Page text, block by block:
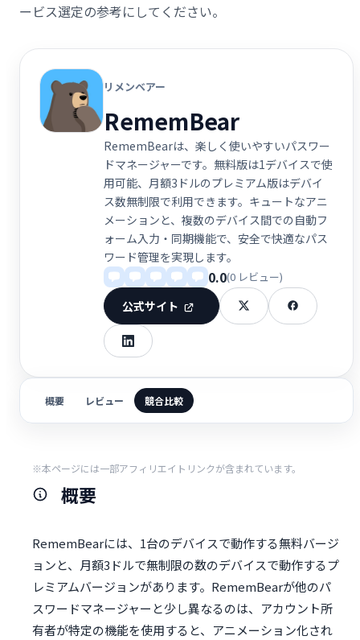
ービス選定の参考にしてください。
リメンベアー
RememBear
RememBearは、楽しく使いやすいパスワー
ドマネージャーです。無料版は1デバイスで使
用可能、月額3ドルのプレミアム版はデバイ
ス数無制限で利用できます。キュートなアニ
メーションと、複数のデバイス間での自動フ
ォーム入力・同期機能で、安全で快適なパス
ワード管理を実現します。
0.0(0 レビュー)
公式サイト
概要 レビュー 競合比較
※本ページには一部アフィリエイトリンクが含まれています。
概要
RememBearには、1台のデバイスで動作する無料バージ
ョンと、月額3ドルで無制限の数のデバイスで動作するプ
レミアムバージョンがあります。RememBearが他のパ
スワードマネージャーと少し異なるのは、アカウント所
有者が特定の機能を使用すると、アニメーション化され